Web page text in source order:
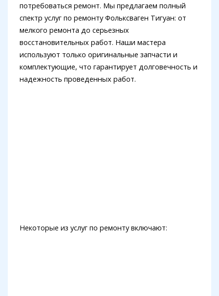
потребоваться ремонт. Мы предлагаем полный
спектр услуг по ремонту Фольксваген Тигуан: от
мелкого ремонта до серьезных
восстановительных работ. Наши мастера
используют только оригинальные запчасти и
комплектующие, что гарантирует долговечность и
надежность проведенных работ.
Некоторые из услуг по ремонту включают: